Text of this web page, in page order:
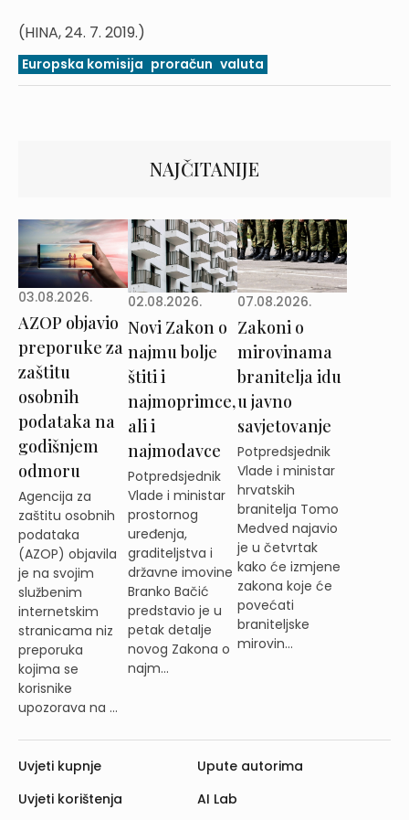
(HINA, 24. 7. 2019.)
Europska komisija proračun valuta
NAJČITANIJE
03.08.2026.
AZOP objavio
preporuke za
zaštitu
osobnih
podataka na
godišnjem
odmoru
Agencija za
zaštitu osobnih
podataka
(AZOP) objavila
je na svojim
službenim
internetskim
stranicama niz
preporuka
kojima se
korisnike
upozorava na ...
02.08.2026.
Novi Zakon o
najmu bolje
štiti i
najmoprimce,
ali i
najmodavce
Potpredsjednik
Vlade i ministar
prostornog
uređenja,
graditeljstva i
državne imovine
Branko Bačić
predstavio je u
petak detalje
novog Zakona o
najm...
07.08.2026.
Zakoni o
mirovinama
branitelja idu
u javno
savjetovanje
Potpredsjednik
Vlade i ministar
hrvatskih
branitelja Tomo
Medved najavio
je u četvrtak
kako će izmjene
zakona koje će
povećati
braniteljske
mirovin...
Uvjeti kupnje
Uvjeti korištenja
Upute autorima
AI Lab